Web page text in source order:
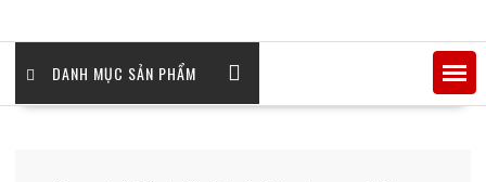
DANH MỤC SẢN PHẨM